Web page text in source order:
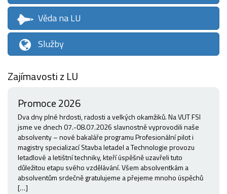
Věda na LU
Služby
Zajímavosti z LU
Promoce 2026
Dva dny plné hrdosti, radosti a velkých okamžiků. Na VUT FSI
jsme ve dnech 07.-08.07.2026 slavnostně vyprovodili naše
absolventy – nové bakaláře programu Profesionální pilot i
magistry specializací Stavba letadel a Technologie provozu
letadlové a letištní techniky, kteří úspěšně uzavřeli tuto
důležitou etapu svého vzdělávání. Všem absolventkám a
absolventům srdečně gratulujeme a přejeme mnoho úspěchů
[…]